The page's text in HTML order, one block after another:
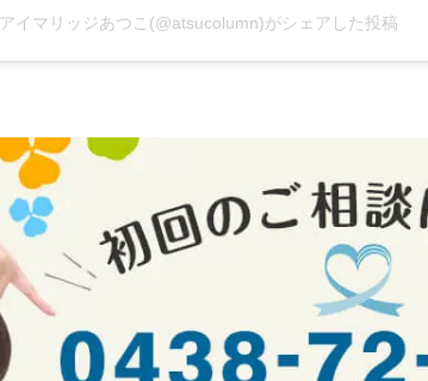
アイマリッジあつこ(@atsucolumn)がシェアした投稿